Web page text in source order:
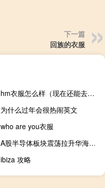
下一篇
回族的衣服
hm衣服怎么样（现在还能去hm买衣服吗）
为什么过年会很热闹英文
who are you衣服
A股半导体板块震荡拉升华海诚科涨超10%德明利、东芯股份、汇顶科技、江波龙、中芯国际涨超3%
ibiza 攻略